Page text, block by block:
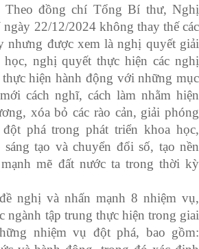
Theo đồng chí Tổng Bí thư, Nghị
22/12/2024 không thay thế các
nhưng được xem là nghị quyết giải
nghị quyết thực hiện các nghị
hiện hành động với những mục
cách nghĩ, cách làm nhằm hiện
xóa bỏ các rào cản, giải phóng
phá trong phát triển khoa học,
tạo và chuyển đổi số, tạo nền
mẽ đất nước ta trong thời kỳ
nghị và nhấn mạnh 8 nhiệm vụ,
ngành tập trung thực hiện trong giai
nhiệm vụ đột phá, bao gồm: